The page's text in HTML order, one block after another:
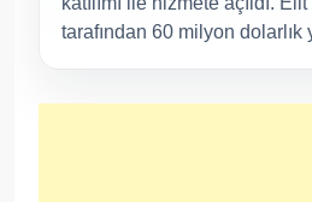
tarafından 60 milyon dolarlık